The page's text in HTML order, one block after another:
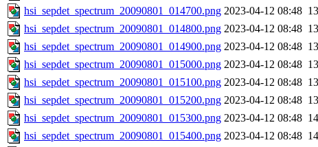
hsi_sepdet_spectrum_20090801_014700.png 2023-04-12 08:48
hsi_sepdet_spectrum_20090801_014800.png 2023-04-12 08:48
hsi_sepdet_spectrum_20090801_014900.png 2023-04-12 08:48
hsi_sepdet_spectrum_20090801_015000.png 2023-04-12 08:48
hsi_sepdet_spectrum_20090801_015100.png 2023-04-12 08:48
hsi_sepdet_spectrum_20090801_015200.png 2023-04-12 08:48
hsi_sepdet_spectrum_20090801_015300.png 2023-04-12 08:48
hsi_sepdet_spectrum_20090801_015400.png 2023-04-12 08:48